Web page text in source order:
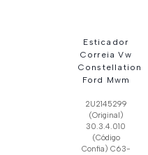
Esticador
Correia Vw
Constellation
Ford Mwm
2U2145299
(Original)
30.3.4.010
(Código
Confia) C63-